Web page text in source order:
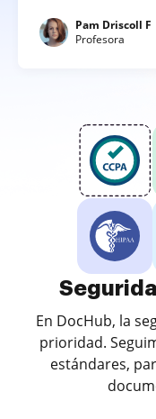
Pam Driscoll F
Profesora
En DocHub, la
prioridad.
estándares,